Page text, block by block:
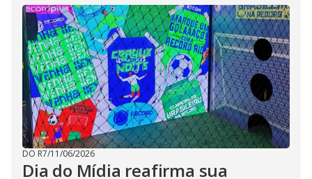
DO R7/11/06/2026
Dia do Mídia reafirma sua